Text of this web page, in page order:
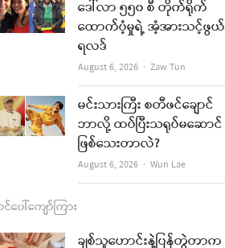
ဒေါ်လာ ၅၅၀ စီ တိုက်ရိုက်
ထောက်ပံ့မှုရဲ့ အံ့အားသင့်ဖွယ်
ရလဒ်
August 6, 2026 Author
Zaw Tun
မင်းသားကြီး စတီဖင်ချောင်
ဘာလို့ ထပ်ပြီးသရုပ်မဆောင်
ဖြစ်သေးတာလဲ?
August 6, 2026 Author
Wun Lae
ပေါ်ကျော်ကြား
ချစ်သူဟောင်းနဲ့ပြန်တွဲတာက